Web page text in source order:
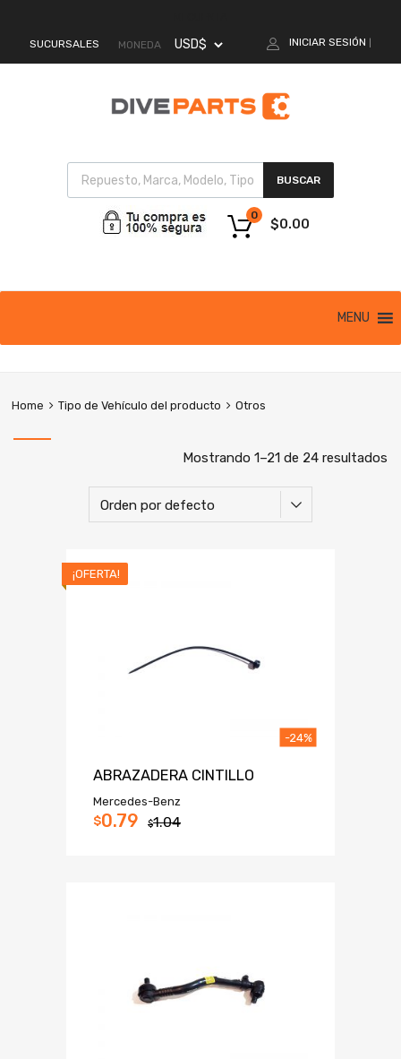
SUCURSALES MONEDA INICIAR SESIÓN
BUSCAR
$0.00
0
MENU
Home Tipo de Vehículo del producto Otros
Mostrando 1–21 de 24 resultados
¡OFERTA!
ABRAZADERA CINTILLO
Mercedes-Benz
$1.04
$0.79
-24%